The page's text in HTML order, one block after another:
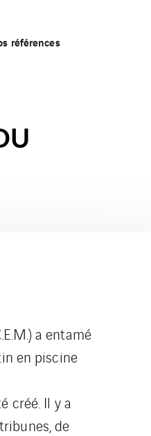
références
a entamé
en piscine
créé. Il y a
de